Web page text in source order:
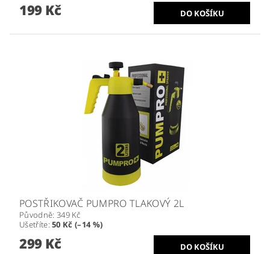
199 Kč
POSTŘIKOVAČ PUMPRO TLAKOVÝ 2L
Původně: 349 Kč
Ušetříte:50 Kč (–14 %)
299 Kč